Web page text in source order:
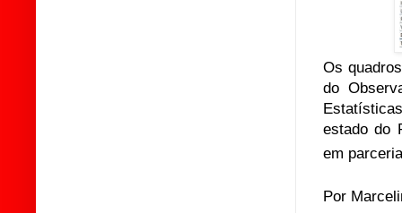
Os
do
estado do
em
Por